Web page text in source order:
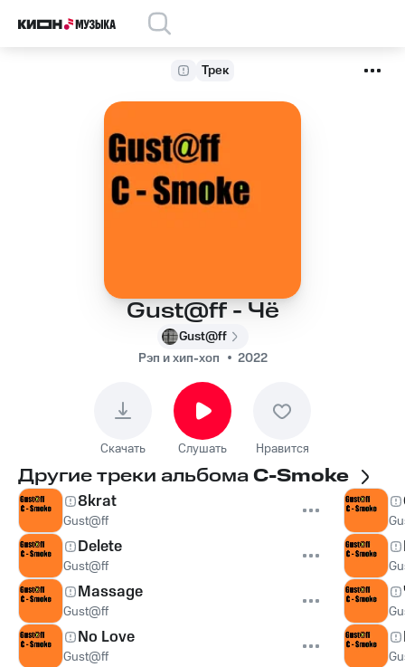
Трек
Gust@ff - Чё
Gust@ff
Рэп и хип-хоп
2022
Скачать Слушать Нравится
Другие треки альбомаC-Smoke
8krat
Gust@ff
Delete
Gust@ff
Massage
Gust@ff
No Love
Gust@ff